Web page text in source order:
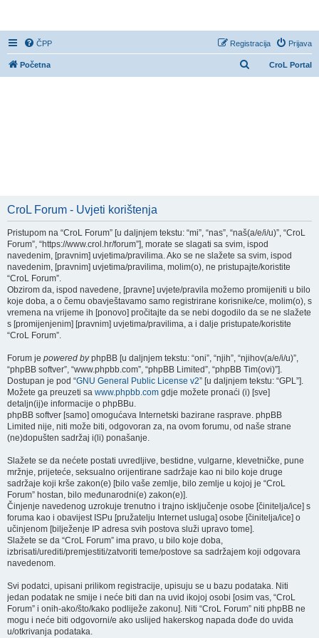
ČPP Prijava
Registracija
CroL Portal
Početna
CroL Forum - Uvjeti korištenja
Pristupom na “CroL Forum” [u daljnjem tekstu: “mi”, “nas”, “naš(a/e/i/u)”, “CroL
Forum”, “https://www.crol.hr/forum”], morate se slagati sa svim, ispod
navedenim, [pravnim] uvjetima/pravilima. Ako se ne slažete sa svim, ispod
navedenim, [pravnim] uvjetima/pravilima, molim(o), ne pristupajte/koristite
“CroL Forum”.
Obzirom da, ispod navedene, [pravne] uvjete/pravila možemo promijeniti u bilo
koje doba, a o čemu obavještavamo samo registrirane korisnike/ce, molim(o), s
vremena na vrijeme ih [ponovo] pročitajte da se nebi dogodilo da se ne slažete
s [promijenjenim] [pravnim] uvjetima/pravilima, a i dalje pristupate/koristite
“CroL Forum”.
Forum je powered byphpBB [u daljnjem tekstu: “oni”, “njih”, “njihov(a/e/i/u)”,
“phpBB softver”, “www.phpbb.com”, “phpBB Limited”, “phpBB Tim(ovi)”].
Dostupan je pod “GNU General Public License v2” [u daljnjem tekstu: “GPL”].
Možete ga preuzeti sa www.phpbb.com gdje možete pronaći (i) [sve]
detaljn(ij)e informacije o phpBBu.
phpBB softver [samo] omogućava Internetski bazirane rasprave. phpBB
Limited nije, niti može biti, odgovoran za, na ovom forumu, od naše strane
(ne)dopušten sadržaj i(li) ponašanje.
Slažete se da nećete postati uvredljive, bestidne, vulgarne, klevetničke, pune
mržnje, prijeteće, seksualno orijentirane sadržaje kao ni bilo koje druge
sadržaje koji krše zakon(e) [bilo vaše zemlje, bilo zemlje u kojoj je “CroL
Forum” hostan, bilo međunarodni(e) zakon(e)].
Činjenje navedenog uzrokuje trenutno i trajno isključenje osobe [činitelja/ice] s
foruma kao i obavijest ISPu [pružatelju Internet usluga] osobe [činitelja/ice] o
učinjenom [bilježenje IP adresa svih postova služi upravo tome].
Slažete se da “CroL Forum” ima pravo, u bilo koje doba,
izbrisati/urediti/premjestiti/zatvoriti teme/postove sa sadržajem koji odgovara
navedenom.
Svi podatci, upisani prilikom registracije, upisuju se u bazu podataka. Niti
jedan podatak ne smije i neće biti dan na uvid ikojoj osobi [osim vas, “CroL
Forum” i onih-ako/što/kako podliježe zakonu]. Niti “CroL Forum” niti phpBB ne
mogu i neće biti odgovorni/e ako uslijed hakerskog napada dođe do uvida
u/otkrivanja podataka.